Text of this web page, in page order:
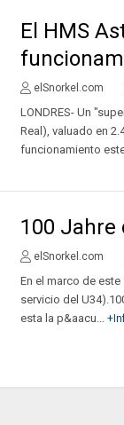
El HMS
elSnorkel.com
LONDRES- Un
Real), valuado en
funcionamiento
100 Jahre
elSnorkel.com
En el marco de
servicio del
esta la p&aacu...